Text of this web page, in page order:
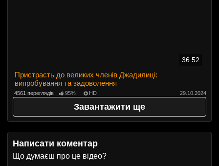
36:52
Пристрасть до великих членів Джадилиці:
випробування та задоволення
4561 переглядів 95% HD 29.10.2024
Завантажити ще
Написати коментар
Що думаєш про це відео?